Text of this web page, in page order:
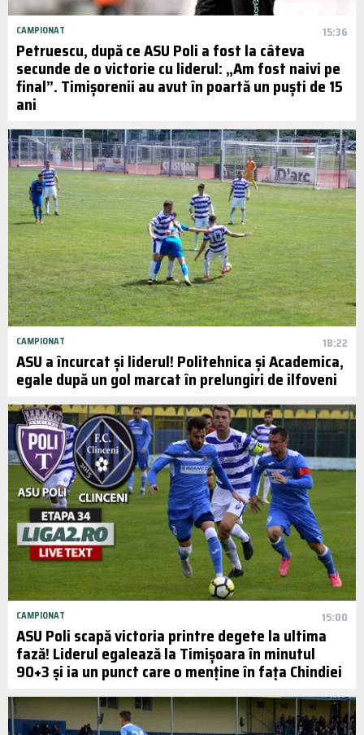
CAMPIONAT 15:36
Petruescu, după ce ASU Poli a fost la câteva
secunde de o victorie cu liderul: „Am fost naivi pe
final”. Timișorenii au avut în poartă un puști de 15
ani
CAMPIONAT 18:22
ASU a încurcat și liderul! Politehnica și Academica,
egale după un gol marcat în prelungiri de ilfoveni
CAMPIONAT 15:00
ASU Poli scapă victoria printre degete la ultima
fază! Liderul egalează la Timișoara în minutul
90+3 și ia un punct care o menține în fața Chindiei